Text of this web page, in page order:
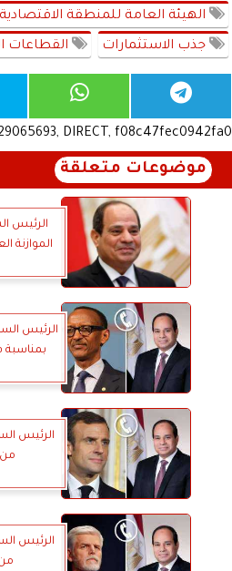
الهيئة العامة للمنطقة
جذب الاستثمارات القطاعات
DIRECT, f08c47fec0942fa0
موضوعات متعلقة
الرئيس
الموازنة
الرئيس
بمناسبة
الرئيس
من
الرئيس